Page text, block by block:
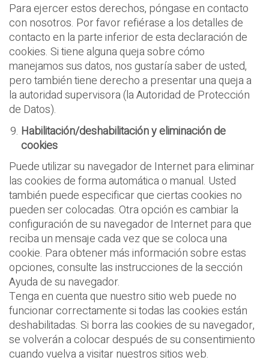
Para ejercer estos derechos, póngase en contacto
con nosotros. Por favor refiérase a los detalles de
contacto en la parte inferior de esta declaración de
cookies. Si tiene alguna queja sobre cómo
manejamos sus datos, nos gustaría saber de usted,
pero también tiene derecho a presentar una queja a
la autoridad supervisora (la Autoridad de Protección
de Datos).
Habilitación/deshabilitación y eliminación de
cookies
Puede utilizar su navegador de Internet para eliminar
las cookies de forma automática o manual. Usted
también puede especificar que ciertas cookies no
pueden ser colocadas. Otra opción es cambiar la
configuración de su navegador de Internet para que
reciba un mensaje cada vez que se coloca una
cookie. Para obtener más información sobre estas
opciones, consulte las instrucciones de la sección
Ayuda de su navegador.
Tenga en cuenta que nuestro sitio web puede no
funcionar correctamente si todas las cookies están
deshabilitadas. Si borra las cookies de su navegador,
se volverán a colocar después de su consentimiento
cuando vuelva a visitar nuestros sitios web.